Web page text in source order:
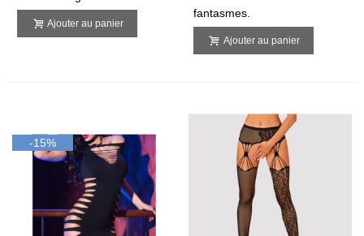
Ajouter au panier
fantasmes.
Ajouter au panier
-15%